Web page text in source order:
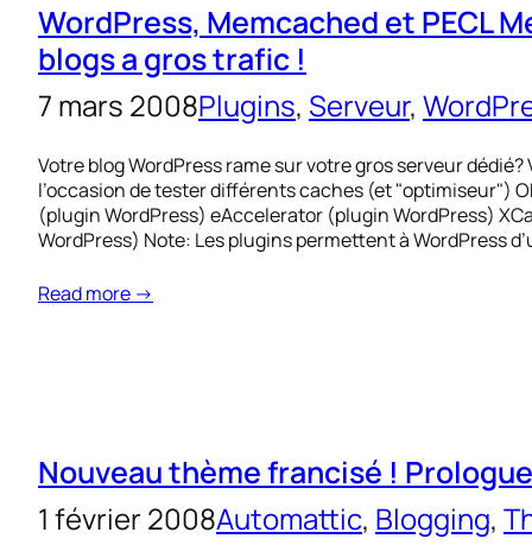
WordPress, Memcached et PECL
blogs a gros trafic !
7 mars 2008Plugins, Serveur,
Votre blog WordPress rame sur votre gros serveur
l’occasion de tester différents caches (et "optimiseur")
(plugin WordPress) eAccelerator (plugin WordPress)
WordPress) Note: Les plugins permettent à WordPress
Read more →
Nouveau thème francisé !
1 février 2008Automattic, Blogging,